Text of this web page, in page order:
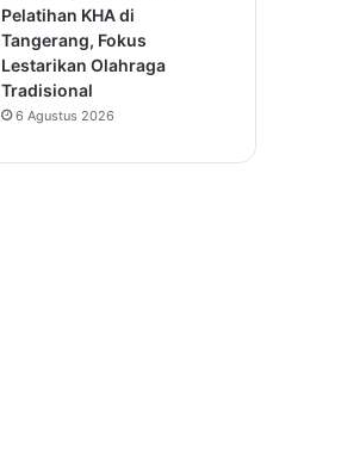
Pelatihan KHA di
Tangerang, Fokus
Lestarikan Olahraga
Tradisional
6 Agustus 2026